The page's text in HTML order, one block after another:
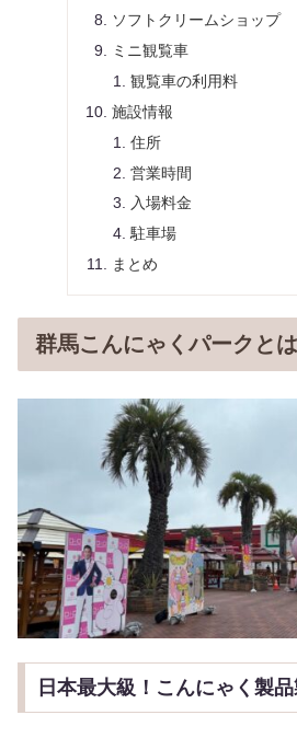
ソフトクリームショップ
ミニ観覧車
観覧車の利用料
施設情報
住所
営業時間
入場料金
駐車場
まとめ
群馬こんにゃくパークとは
日本最大級！こんにゃく製